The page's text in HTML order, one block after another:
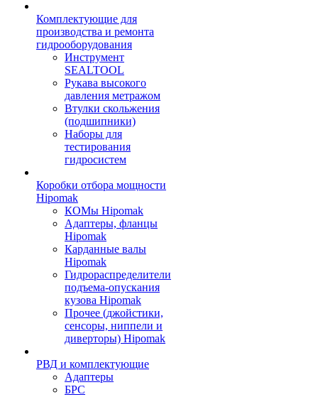
Комплектующие для
производства и ремонта
гидрооборудования
Инструмент
SEALTOOL
Рукава высокого
давления метражом
Втулки скольжения
(подшипники)
Наборы для
тестирования
гидросистем
Коробки отбора мощности
Hipomak
КОМы Hipomak
Адаптеры, фланцы
Hipomak
Карданные валы
Hipomak
Гидрораспределители
подъема-опускания
кузова Hipomak
Прочее (джойстики,
сенсоры, ниппели и
диверторы) Hipomak
РВД и комплектующие
Адаптеры
БРС